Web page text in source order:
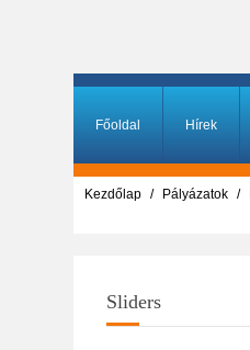
Főoldal Hírek
Kezdőlap Pályázatok
Sliders